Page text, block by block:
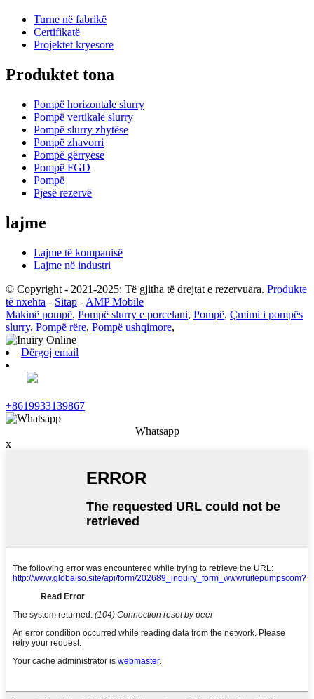
Turne në fabrikë
Certifikatë
Projektet kryesore
Produktet tona
Pompë horizontale slurry
Pompë vertikale slurry
Pompë slurry zhytëse
Pompë zhavorri
Pompë gërryese
Pompë FGD
Pompë
Pjesë rezervë
lajme
Lajme të kompanisë
Lajme në industri
© Copyright - 2021-2025: Të gjitha të drejtat e rezervuara. Produkte
të nxehta - Sitap - AMP Mobile
Makinë pompë, Pompë slurry e porcelani, Pompë, Çmimi i pompës
slurry, Pompë rëre, Pompë ushqimore,
Dërgoj email
+8619933139867
Whatsapp
x